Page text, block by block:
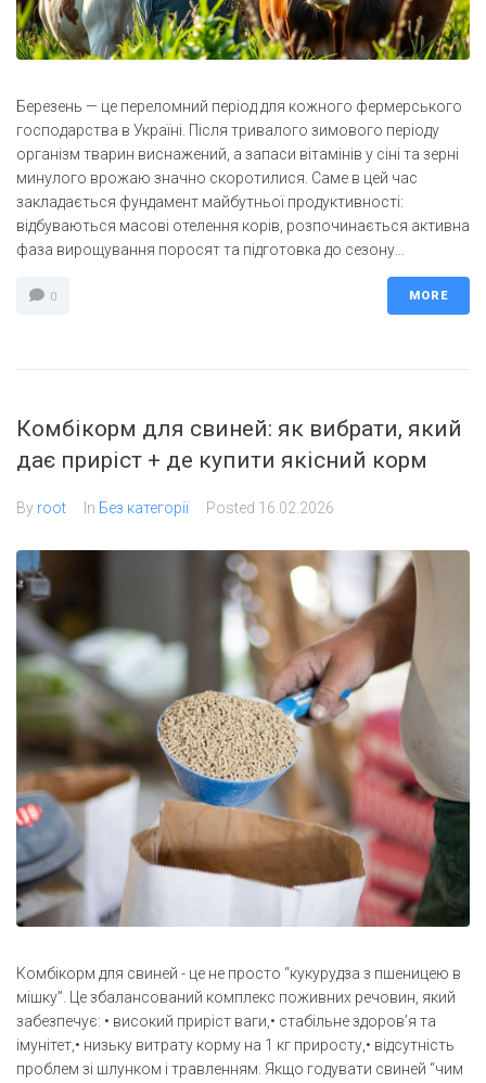
Березень — це переломний період для кожного фермерського
господарства в Україні. Після тривалого зимового періоду
організм тварин виснажений, а запаси вітамінів у сіні та зерні
минулого врожаю значно скоротилися. Саме в цей час
закладається фундамент майбутньої продуктивності:
відбуваються масові отелення корів, розпочинається активна
фаза вирощування поросят та підготовка до сезону...
0 MORE
Комбікорм для свиней: як вибрати, який
дає приріст + де купити якісний корм
By root In Без категорії Posted 16.02.2026
Комбікорм для свиней - це не просто “кукурудза з пшеницею в
мішку”. Це збалансований комплекс поживних речовин, який
забезпечує: • високий приріст ваги,• стабільне здоров’я та
імунітет,• низьку витрату корму на 1 кг приросту,• відсутність
проблем зі шлунком і травленням. Якщо годувати свиней “чим